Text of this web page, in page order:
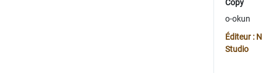
Copy
o-okun
Éditeur :
Studio